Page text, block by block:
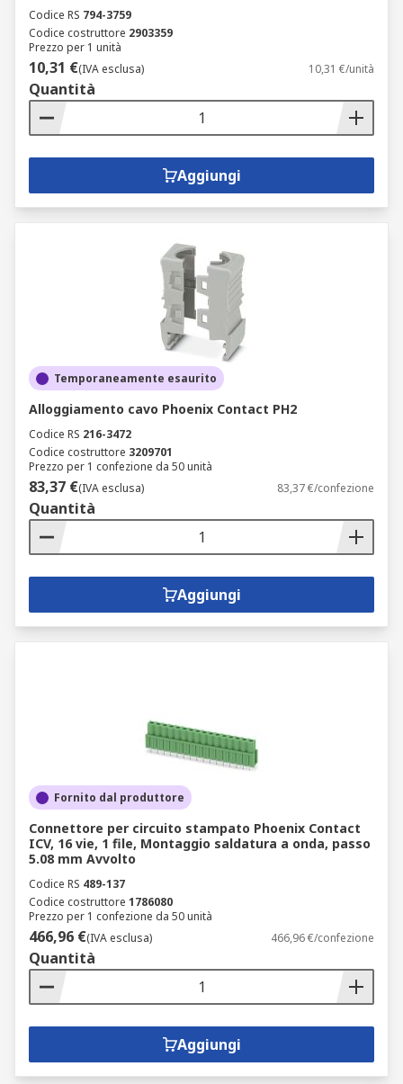
Codice RS 794-3759
Codice costruttore 2903359
Prezzo per 1 unità
10,31 €(IVA esclusa) 10,31 €/unità
Quantità
Aggiungi
Temporaneamente esaurito
Alloggiamento cavo Phoenix Contact PH2
Codice RS 216-3472
Codice costruttore 3209701
Prezzo per 1 confezione da 50 unità
83,37 €(IVA esclusa) 83,37 €/confezione
Quantità
Aggiungi
Fornito dal produttore
Connettore per circuito stampato Phoenix Contact
ICV, 16 vie, 1 file, Montaggio saldatura a onda, passo
5.08 mm Avvolto
Codice RS 489-137
Codice costruttore 1786080
Prezzo per 1 confezione da 50 unità
466,96 €(IVA esclusa) 466,96 €/confezione
Quantità
Aggiungi